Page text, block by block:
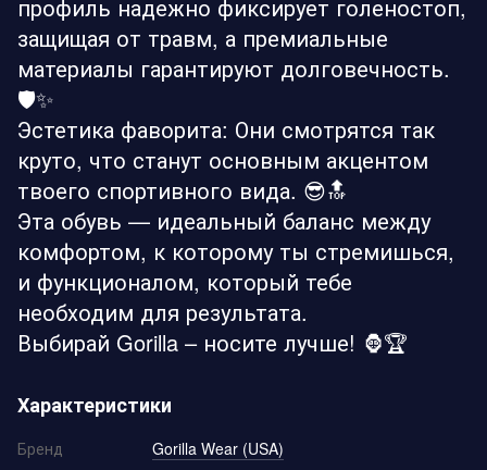
профиль надежно фиксирует голеностоп,
защищая от травм, а премиальные
материалы гарантируют долговечность.
🛡️✨
Эстетика фаворита: Они смотрятся так
круто, что станут основным акцентом
твоего спортивного вида. 😎🔝
Эта обувь — идеальный баланс между
комфортом, к которому ты стремишься,
и функционалом, который тебе
необходим для результата.
Выбирай Gorilla – носите лучше! 🦍🏆
Характеристики
Бренд
Gorilla Wear (USA)